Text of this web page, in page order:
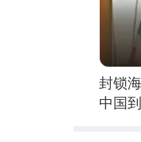
封锁
中国